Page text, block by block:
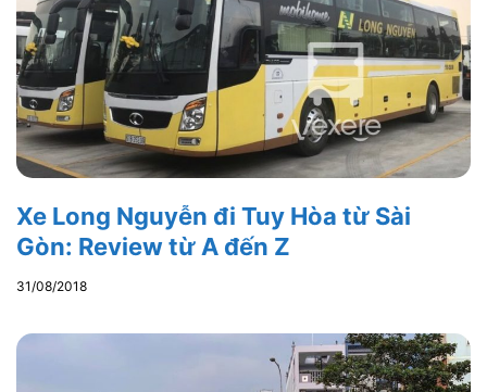
Xe Long Nguyễn đi Tuy Hòa từ Sài
Gòn: Review từ A đến Z
31/08/2018